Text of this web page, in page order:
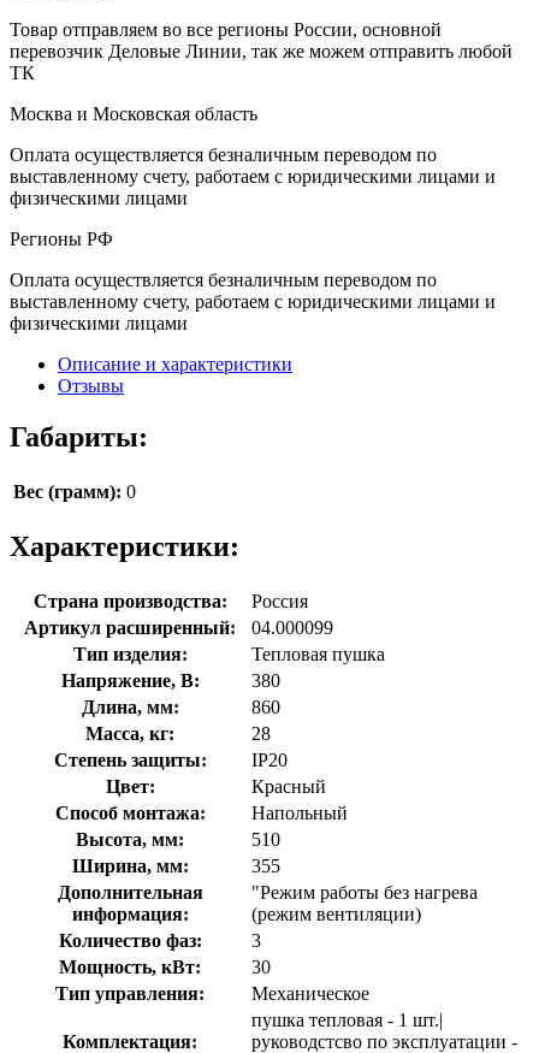
Товар отправляем во все регионы России, основной
перевозчик Деловые Линии, так же можем отправить любой
ТК
Москва и Московская область
Оплата осуществляется безналичным переводом по
выставленному счету, работаем с юридическими лицами и
физическими лицами
Регионы РФ
Оплата осуществляется безналичным переводом по
выставленному счету, работаем с юридическими лицами и
физическими лицами
Описание и характеристики
Отзывы
Габариты:
Вес (грамм): 0
Характеристики:
Страна производства:
Россия
Артикул расширенный:
04.000099
Тип изделия:
Тепловая пушка
Напряжение, В:
380
Длина, мм:
860
Масса, кг:
28
Степень защиты:
IP20
Цвет:
Красный
Способ монтажа:
Напольный
Высота, мм:
510
Ширина, мм:
355
Дополнительная
информация:
"Режим работы без нагрева
(режим вентиляции)
Количество фаз:
3
Мощность, кВт:
30
Тип управления:
Механическое
Комплектация:
пушка тепловая - 1 шт.|
руководстсво по эксплуатации -